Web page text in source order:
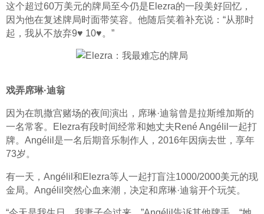
这个超过60万美元的牌局至今仍是Elezra的一段美好回忆，
因为他在复述牌局时面带笑容。他随后笑着补充说：“从那时
起，我从不放弃9♥ 10♥。”
戏弄席琳·迪翁
因为在凯撒宫赌场的夜间演出，席琳·迪翁曾是拉斯维加斯的
一名常客。Elezra有段时间经常和她丈夫René Angélil一起打
牌。Angélil是一名后期音乐制作人，2016年因病去世，享年
73岁。
有一天，Angélil和Elezra等人一起打盲注1000/2000美元的现
金局。Angélil突然心血来潮，决定和席琳·迪翁开个玩笑。